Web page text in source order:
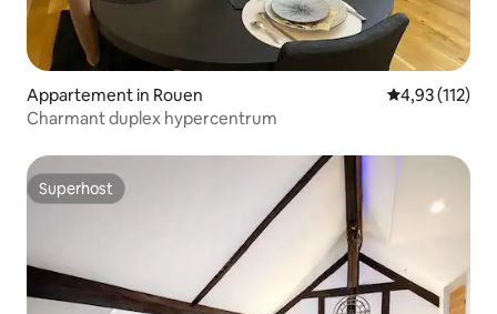
Appartement in Rouen Gemiddelde
4,93 (112)
Charmant duplex hypercentrum
Superhost
Superhost